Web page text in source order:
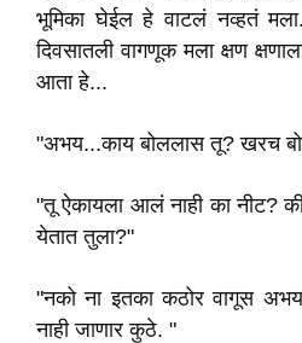
भूमिका घेईल हे वाटलं नव्हतं
दिवसातली वागणूक मला क्षण
आता हे...
"अभय...काय बोललास तू? खरच
"तू ऐकायला आलं नाही का नीट?
येतात तुला?"
"नको ना इतका कठोर वागूस
नाही जाणार कुठे. "